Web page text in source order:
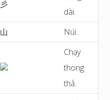
彡
dài.
山 Núi.
Chạy
thong
thả.